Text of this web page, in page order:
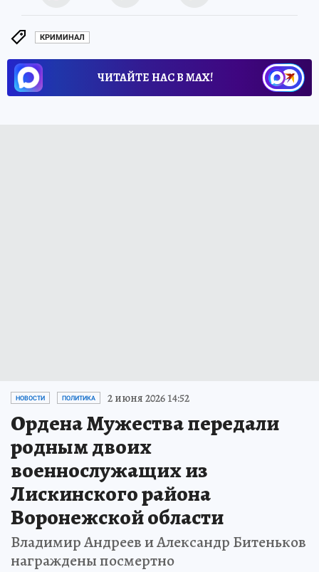
КРИМИНАЛ
ЧИТАЙТЕ НАС В МАХ!
НОВОСТИ ПОЛИТИКА 2 июня 2026 14:52
Ордена Мужества передали
родным двоих
военнослужащих из
Лискинского района
Воронежской области
Владимир Андреев и Александр Битеньков
награждены посмертно